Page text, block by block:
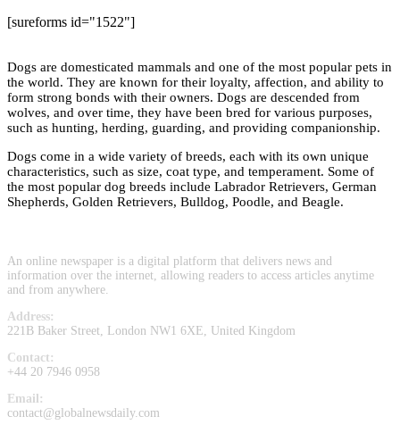
[sureforms id="1522"]
Dogs are domesticated mammals and one of the most popular pets in
the world. They are known for their loyalty, affection, and ability to
form strong bonds with their owners. Dogs are descended from
wolves, and over time, they have been bred for various purposes,
such as hunting, herding, guarding, and providing companionship.
Dogs come in a wide variety of breeds, each with its own unique
characteristics, such as size, coat type, and temperament. Some of
the most popular dog breeds include Labrador Retrievers, German
Shepherds, Golden Retrievers, Bulldog, Poodle, and Beagle.
An online newspaper is a digital platform that delivers news and
information over the internet, allowing readers to access articles anytime
and from anywhere.
Address:
221B Baker Street, London NW1 6XE, United Kingdom
Contact:
+44 20 7946 0958
Email:
contact@globalnewsdaily.com